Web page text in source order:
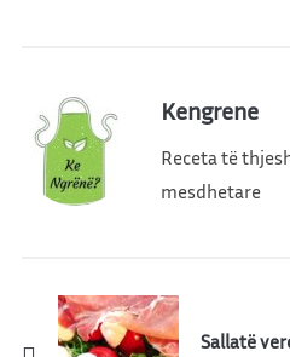
Kengrene
Receta të
mesdhetare
Sallatë